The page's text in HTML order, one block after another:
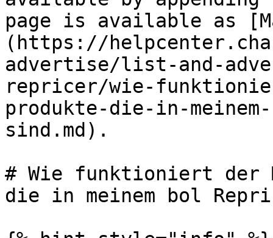
page is available as
(https://
advertise/list-and-
repricer/wie-
produkte-die-in-
sind.md).
# Wie funktioniert der
die in meinem bol